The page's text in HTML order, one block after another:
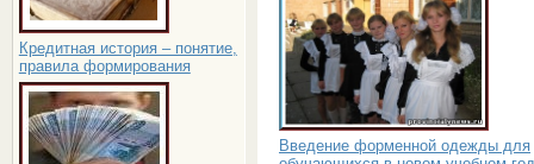
Кредитная история – понятие,
правила формирования
Введение форменной одежды для